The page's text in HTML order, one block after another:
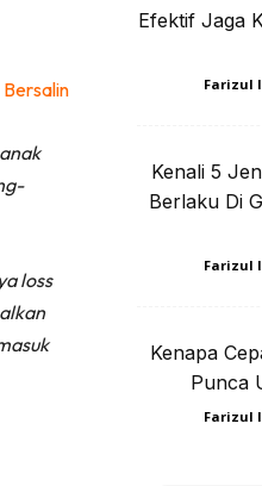
di seeNI. Rapi
loss
Efektif Jaga
Farizul
Kenali 5
Berlaku Di
Farizul
Kenapa
Punca
Farizul